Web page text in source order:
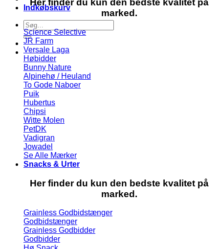
Indkøbskurv
Søg
efter:
Her finder du kun den bedste kvalitet på
marked.
Science Selective
JR Farm
Versale Laga
Høbidder
Bunny Nature
Alpinehø / Heuland
To Gode Naboer
Puik
Hubertus
Chipsi
Witte Molen
PetDK
Vadigran
Jowadel
Se Alle Mærker
Snacks & Urter
Her finder du kun den bedste kvalitet på
marked.
Grainless Godbidstænger
Godbidstænger
Grainless Godbidder
Godbidder